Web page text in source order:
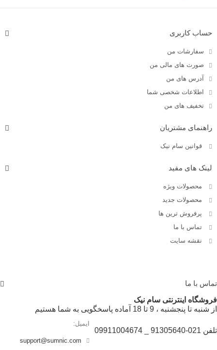
حساب کاربری
سفارشات من
صورت های مالی من
آدرس های من
اطلاعات شخصی شما
تخفیف های من
راهنمای مشتریان
قوانین سام نیک
لینک های مفید
محصولات ویژه
محصولات جدید
پرفروش ترین‌ ها
تماس با ما
نقشه سایت
تماس با ما
فروشگاه اینترنتی سام نیک
از شنبه تا پنجشنبه ، 9 تا 18 آماده پاسخگویی به شما هستیم
تلفن 021-91305640 _ 09911004674
ایمیل:
support@sumnic.com